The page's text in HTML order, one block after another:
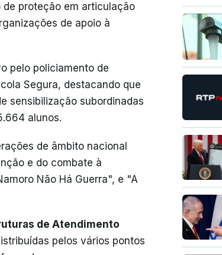
de proteção em articulação
de apoio à
pelo policiamento de
Segura, destacando que
sensibilização subordinadas
alunos.
de âmbito nacional
e do combate à
Não Há Guerra", e "A
de Atendimento
pelos vários pontos